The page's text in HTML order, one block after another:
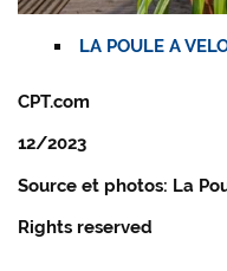
LA POULE A
CPT.com
12/2023
Source et photos: La
Rights reserved